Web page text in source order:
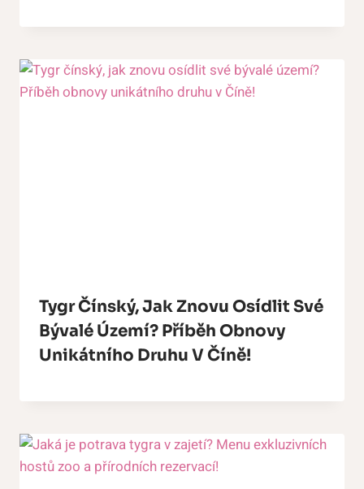
Tygr Čínský, Jak Znovu Osídlit Své
Bývalé Území? Příběh Obnovy
Unikátního Druhu V Číně!